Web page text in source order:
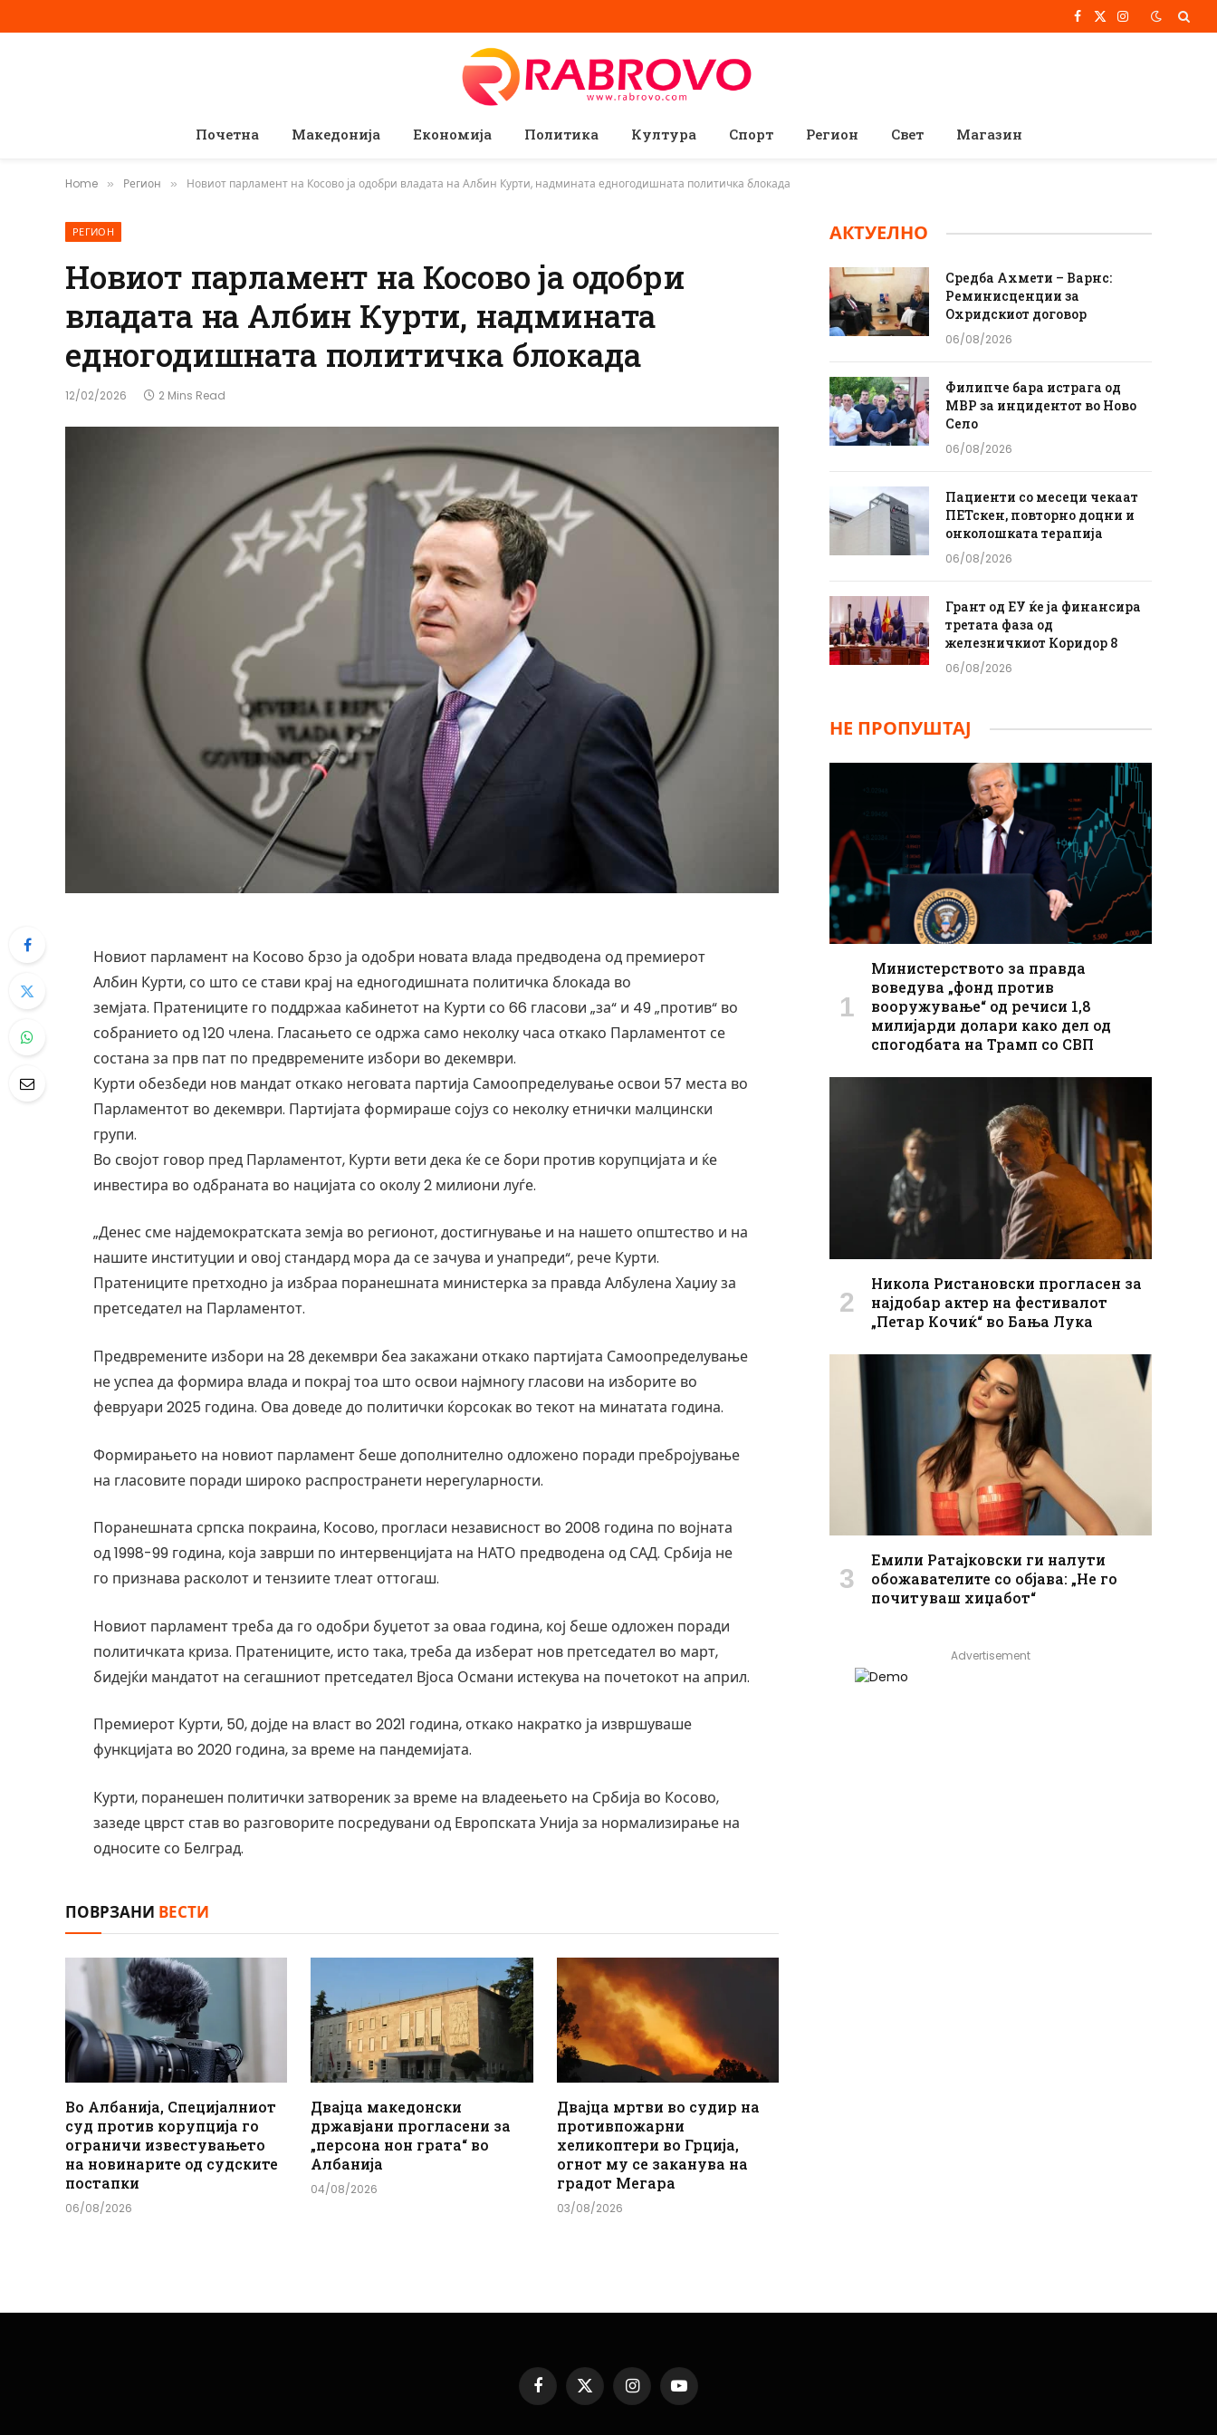
Facebook
X
Instagram
Почетна Македонија Економија Политика Култура Спорт Регион Свет Магазин
Home » Регион » Новиот парламент на Косово ја одобри владата на Албин Курти, надмината едногодишната политичка блокада
РЕГИОН
Новиот парламент на Косово ја одобри
владата на Албин Курти, надмината
едногодишната политичка блокада
12/02/2026 2 Mins Read
Новиот парламент на Косово брзо ја одобри новата влада предводена од премиерот
Албин Курти, со што се стави крај на едногодишната политичка блокада во
земјата. Пратениците го поддржаа кабинетот на Курти со 66 гласови „за“ и 49 „против“ во
собранието од 120 члена. Гласањето се одржа само неколку часа откако Парламентот се
состана за прв пат по предвремените избори во декември.
Курти обезбеди нов мандат откако неговата партија Самоопределување освои 57 места во
Парламентот во декември. Партијата формираше сојуз со неколку етнички малцински
групи.
Во својот говор пред Парламентот, Курти вети дека ќе се бори против корупцијата и ќе
инвестира во одбраната во нацијата со околу 2 милиони луѓе.
„Денес сме најдемократската земја во регионот, достигнување и на нашето општество и на
нашите институции и овој стандард мора да се зачува и унапреди“, рече Курти.
Пратениците претходно ја избраа поранешната министерка за правда Албулена Хаџиу за
претседател на Парламентот.
Предвремените избори на 28 декември беа закажани откако партијата Самоопределување
не успеа да формира влада и покрај тоа што освои најмногу гласови на изборите во
февруари 2025 година. Ова доведе до политички ќорсокак во текот на минатата година.
Формирањето на новиот парламент беше дополнително одложено поради пребројување
на гласовите поради широко распространети нерегуларности.
Поранешната српска покраина, Косово, прогласи независност во 2008 година по војната
од 1998-99 година, која заврши по интервенцијата на НАТО предводена од САД. Србија не
го признава расколот и тензиите тлеат оттогаш.
Новиот парламент треба да го одобри буџетот за оваа година, кој беше одложен поради
политичката криза. Пратениците, исто така, треба да изберат нов претседател во март,
бидејќи мандатот на сегашниот претседател Вјоса Османи истекува на почетокот на април.
Премиерот Курти, 50, дојде на власт во 2021 година, откако накратко ја извршуваше
функцијата во 2020 година, за време на пандемијата.
Курти, поранешен политички затвореник за време на владеењето на Србија во Косово,
зазеде цврст став во разговорите посредувани од Европската Унија за нормализирање на
односите со Белград.
ПОВРЗАНИ ВЕСТИ
Во Албанија, Специјалниот
суд против корупција го
ограничи известувањето
на новинарите од судските
постапки
06/08/2026
Двајца македонски
државјани прогласени за
„персона нон грата“ во
Албанија
04/08/2026
Двајца мртви во судир на
противпожарни
хеликоптери во Грција,
огнот му се заканува на
градот Мегара
03/08/2026
АКТУЕЛНО
Средба Ахмети – Варнс:
Реминисценции за
Охридскиот договор
06/08/2026
Филипче бара истрага од
МВР за инцидентот во Ново
Село
06/08/2026
Пациенти со месеци чекаат
ПЕТскен, повторно доцни и
онколошката терапија
06/08/2026
Грант од ЕУ ќе ја финансира
третата фаза од
железничкиот Коридор 8
06/08/2026
НЕ ПРОПУШТАЈ
Министерството за правда
воведува „фонд против
вооружување“ од речиси 1,8
милијарди долари како дел од
спогодбата на Трамп со СВП
Никола Ристановски прогласен за
најдобар актер на фестивалот
„Петар Кочиќ“ во Бања Лука
Емили Ратајковски ги налути
обожавателите со објава: „Не го
почитуваш хиџабот“
Advertisement
Facebook
X
(Twitter)
InstagramYouTube